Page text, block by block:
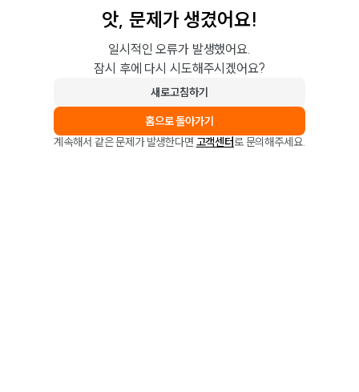
앗, 문제가 생겼어요!
일시적인 오류가 발생했어요.
잠시 후에 다시 시도해주시겠어요?
새로고침하기
홈으로 돌아가기
계속해서 같은 문제가 발생한다면 고객센터로 문의해주세요.